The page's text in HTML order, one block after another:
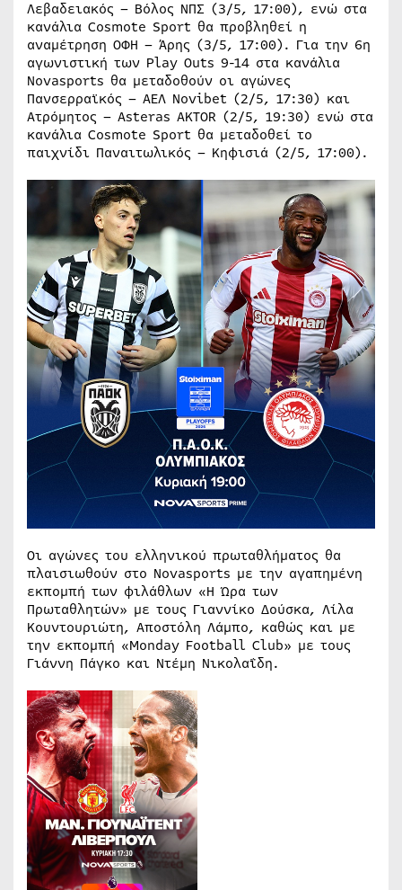
Λεβαδειακός – Βόλος ΝΠΣ (3/5, 17:00), ενώ στα
κανάλια Cosmote Sport θα προβληθεί η
αναμέτρηση ΟΦΗ – Άρης (3/5, 17:00). Για την 6η
αγωνιστική των Play Outs 9-14 στα κανάλια
Novasports θα μεταδοθούν οι αγώνες
Πανσερραϊκός – ΑΕΛ Novibet (2/5, 17:30) και
Ατρόμητος – Asteras AKTOR (2/5, 19:30) ενώ στα
κανάλια Cosmote Sport θα μεταδοθεί το
παιχνίδι Παναιτωλικός – Κηφισιά (2/5, 17:00).
Οι αγώνες του ελληνικού πρωταθλήματος θα
πλαισιωθούν στο Novasports με την αγαπημένη
εκπομπή των φιλάθλων «Η Ώρα των
Πρωταθλητών» με τους Γιαννίκο Δούσκα, Λίλα
Κουντουριώτη, Αποστόλη Λάμπο, καθώς και με
την εκπομπή «Monday Football Club» με τους
Γιάννη Πάγκο και Ντέμη Νικολαΐδη.